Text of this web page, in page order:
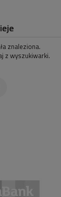
znaleziona.
z wyszukiwarki.